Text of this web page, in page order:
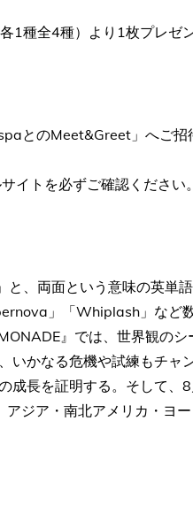
1種全4種）より1枚プレゼ
とのMeet&Greet」へご招
イトを必ずご確認ください。
、両面という意味の英単
」「Whiplash」など
』では、世界観のシ
いかなる危機や試練もチャ
成長を証明する。そして、
ジア・南北アメリカ・ヨ